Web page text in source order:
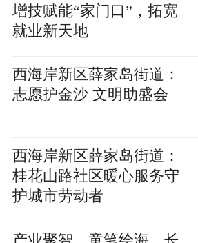
增技赋能“家门口”，拓宽
就业新天地
西海岸新区薛家岛街道：
志愿护金沙 文明助盛会
西海岸新区薛家岛街道：
桂花山路社区暖心服务守
护城市劳动者